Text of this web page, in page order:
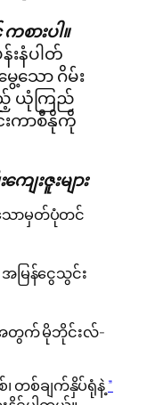
စားပါ။
းနံပါတ်
ေ့သော ဂိမ်း
ည့် ယုံကြည်
ကာစီနိုကို
ေးဇူးများ
ောမှတ်ပုံတင်
အမြန်ငွေသွင်း
အတွက် မိုဘိုင်းလ်-
၊ တစ်ချက်နှိပ်ရုံနဲ့”